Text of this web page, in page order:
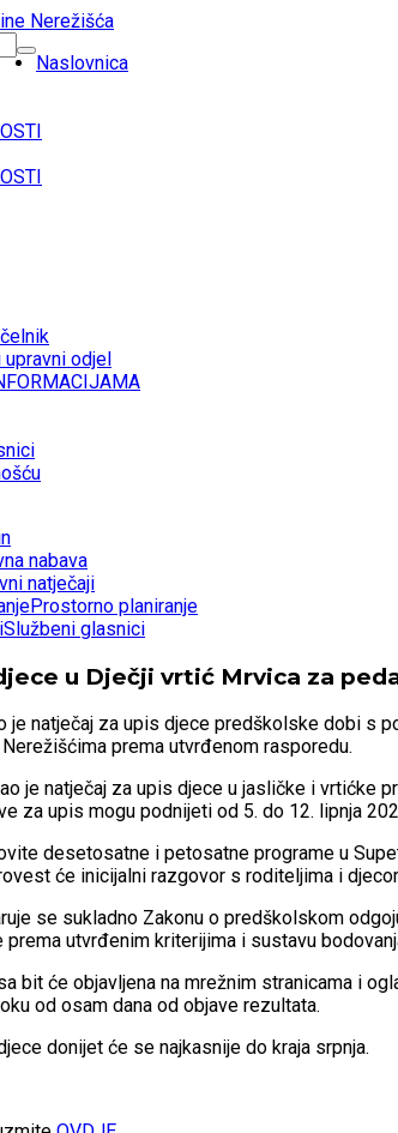
Naslovnica
odjel
nabava
natječaji
Prostorno planiranje
Službeni glasnici
u Dječji vrtić Mrvica za
je natječaj za upis djece predškolske dobi s
prema utvrđenom rasporedu.
je natječaj za upis djece u jasličke i
za upis mogu podnijeti od 5. do 12. lipnja
desetosatne i petosatne programe u
će inicijalni razgovor s roditeljima i
se sukladno Zakonu o predškolskom
utvrđenim kriterijima i sustavu
bit će objavljena na mrežnim stranicama i
od osam dana od objave rezultata.
donijet će se najkasnije do kraja srpnja.